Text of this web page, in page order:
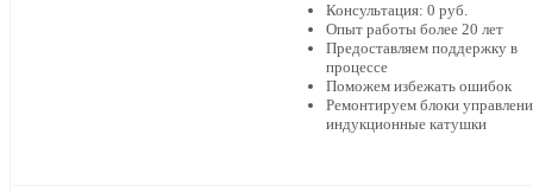
Консультация: 0 руб.
Опыт работы более 20 лет
Предоставляем поддержку в
процессе
Поможем избежать ошибок
Ремонтируем блоки
индукционные катушки